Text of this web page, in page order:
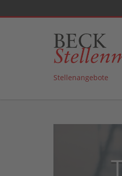
Stellenangebote